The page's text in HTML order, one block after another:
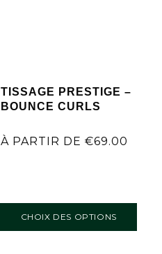
TISSAGE PRESTIGE –
BOUNCE CURLS
À PARTIR DE €69.00
CHOIX DES OPTIONS